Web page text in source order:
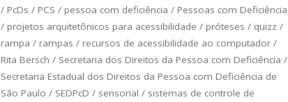
/ PcDs / PCS / pessoa com deficiência / Pessoas com Deficiência
/ projetos arquitetônicos para acessibilidade / próteses / quizz /
rampa / rampas / recursos de acessibilidade ao computador/
Rita Bersch / Secretaria dos Direitos da Pessoa com Deficiência /
Secretaria Estadual dos Direitos da Pessoa com Deficiência de
São Paulo / SEDPcD / sensorial / sistemas de controle de